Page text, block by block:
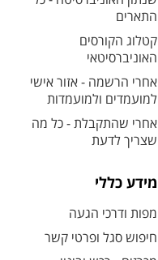
התארים
קטלוג הקורסים
האוניברסיטאי
אחרי הרשמה - אזור אישי
למועמדים ולמועמדות
אחרי שהתקבלת - כל מה
שצריך לדעת
מידע כללי
מפות ודרכי הגעה
חיפוש סגל ופרטי קשר